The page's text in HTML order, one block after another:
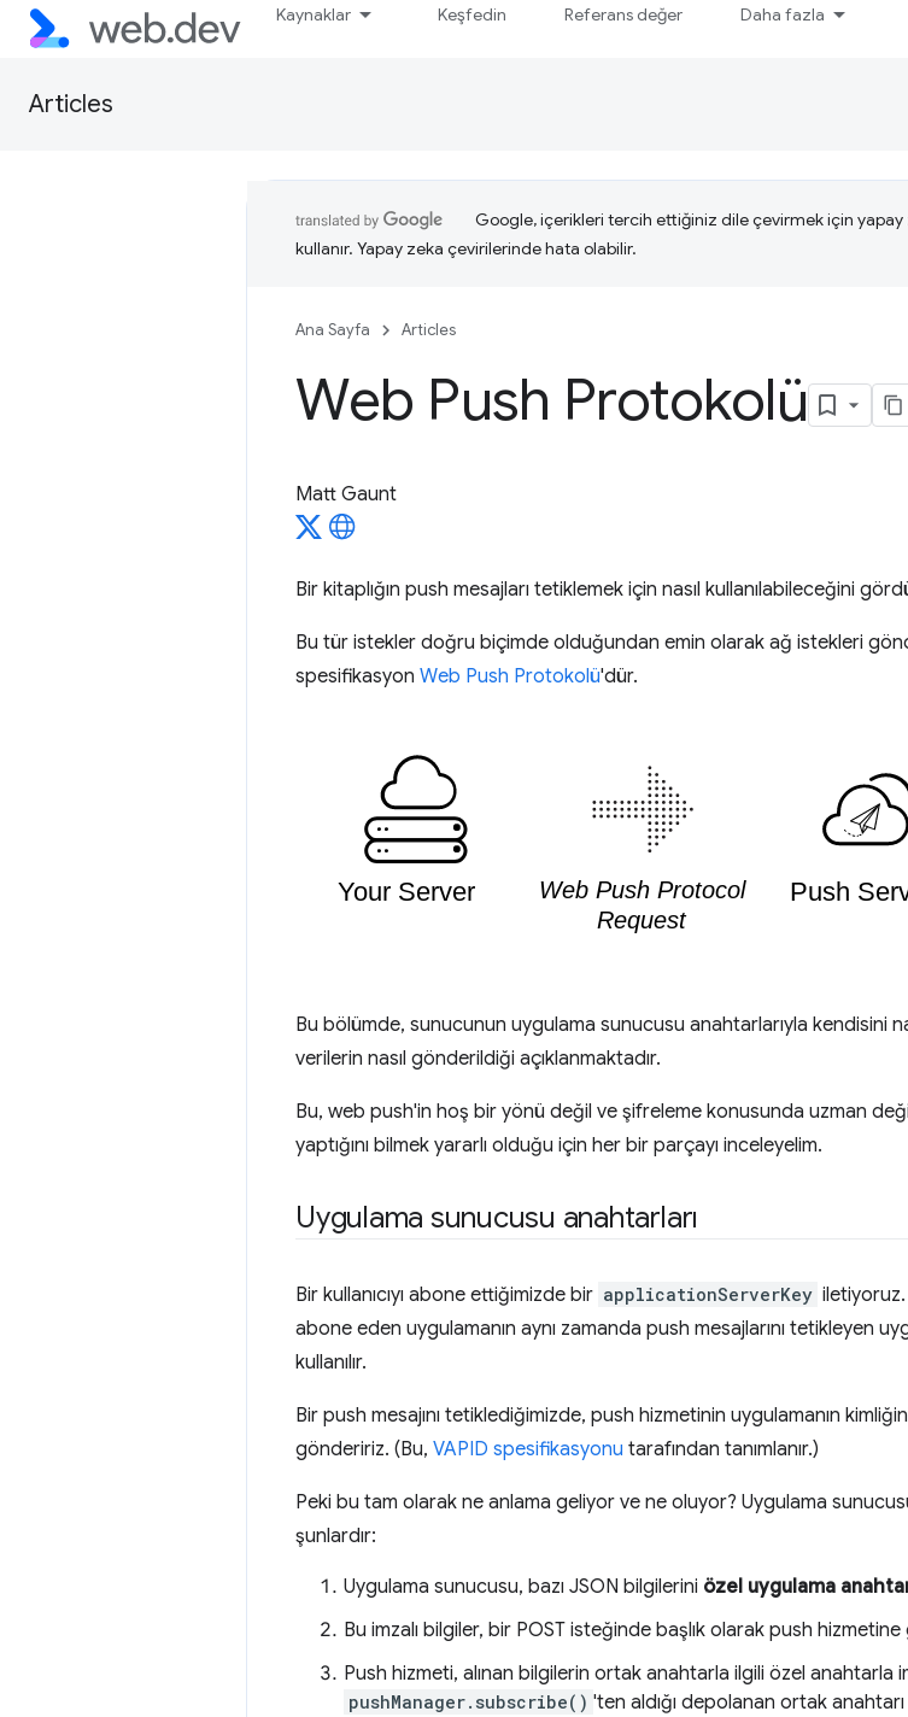
Kaynaklar Keşfedin Referans değer Daha fazla
Articles
Google, içerikleri tercih ettiğiniz dile çevirmek için yapay
kullanır. Yapay zeka çevirilerinde hata olabilir.
Ana Sayfa Articles
Web Push Protokolü
Matt Gaunt
Bir kitaplığın push mesajları tetiklemek için nasıl kullanılabileceğini
Bu tür istekler doğru biçimde olduğundan emin olarak ağ istekleri
spesifikasyon Web Push Protokolü'dür.
Bu bölümde, sunucunun uygulama sunucusu anahtarlarıyla kendisini
verilerin nasıl gönderildiği açıklanmaktadır.
Bu, web push'in hoş bir yönü değil ve şifreleme konusunda uzman
yaptığını bilmek yararlı olduğu için her bir parçayı inceleyelim.
Uygulama sunucusu anahtarları
Bir kullanıcıyı abone ettiğimizde bir applicationServerKey iletiyoruz.
abone eden uygulamanın aynı zamanda push mesajlarını tetikleyen
kullanılır.
Bir push mesajını tetiklediğimizde, push hizmetinin uygulamanın
göndeririz. (Bu, VAPID spesifikasyonu tarafından tanımlanır.)
Peki bu tam olarak ne anlama geliyor ve ne oluyor? Uygulama
şunlardır:
Uygulama sunucusu, bazı JSON bilgilerini özel uygulama
Bu imzalı bilgiler, bir POST isteğinde başlık olarak push
Push hizmeti, alınan bilgilerin ortak anahtarla ilgili özel anahtarla
pushManager.subscribe() 'ten aldığı depolanan ortak anahtarı